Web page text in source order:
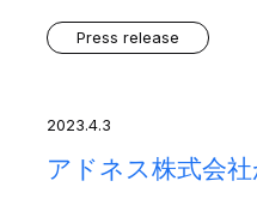
Press release
2023.4.3
アドネス株式会